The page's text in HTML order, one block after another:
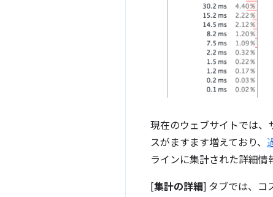
現在のウェブサイトでは、
スがますます増えており、
ラインに集計された詳細情
[集計の詳細] タブでは、コ